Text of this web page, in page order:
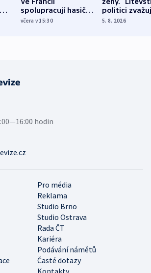
spolupracují hasiči z
různých zemí
včera v 15:30
politici
dohodu o
5. 8. 2026
Pro média
Reklama
Studio Brno
Studio Ostrava
Rada ČT
Kariéra
Podávání námětů
Časté dotazy
hodin